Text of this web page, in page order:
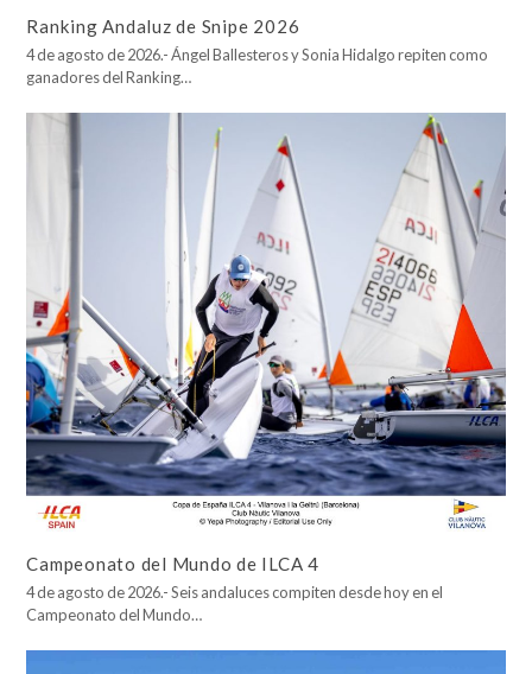
Ranking Andaluz de Snipe 2026
4 de agosto de 2026.- Ángel Ballesteros y Sonia Hidalgo repiten como
ganadores del Ranking…
Campeonato del Mundo de ILCA 4
4 de agosto de 2026.- Seis andaluces compiten desde hoy en el
Campeonato del Mundo…